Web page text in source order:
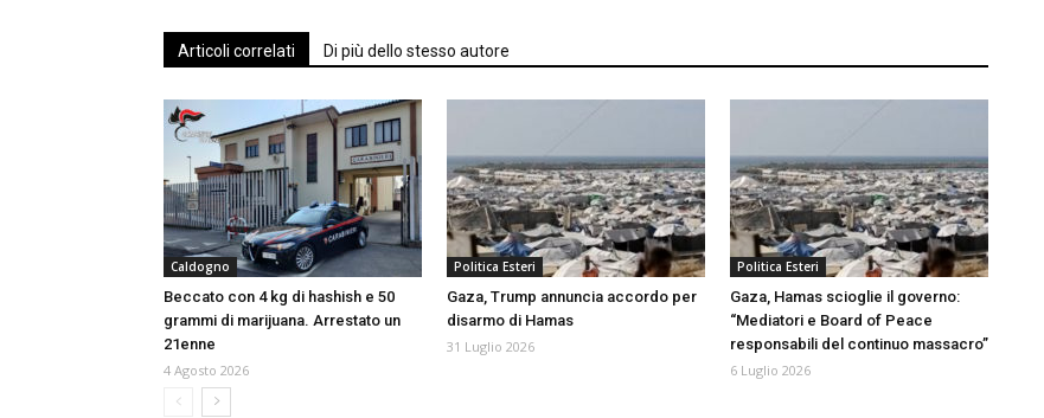
Articoli correlati Di più dello stesso autore
Caldogno
Beccato con 4 kg di hashish e 50
grammi di marijuana. Arrestato un
21enne
4 Agosto 2026
Politica Esteri
Gaza, Trump annuncia accordo per
disarmo di Hamas
31 Luglio 2026
Politica Esteri
Gaza, Hamas scioglie il governo:
“Mediatori e Board of Peace
responsabili del continuo massacro”
6 Luglio 2026